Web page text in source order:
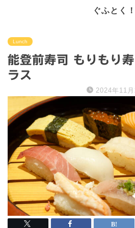
ぐふとく！
Lunch
能登前寿司 もりもり
ラス
2024年11月